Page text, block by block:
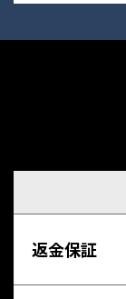
返金保証